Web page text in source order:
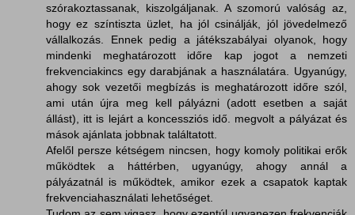
szórakoztassanak, kiszolgáljanak. A szomorú valóság az,
hogy ez színtiszta üzlet, ha jól csinálják, jól jövedelmező
vállalkozás. Ennek pedig a játékszabályai olyanok, hogy
mindenki meghatározott időre kap jogot a nemzeti
frekvenciakincs egy darabjának a használatára. Ugyanúgy,
ahogy sok vezetői megbízás is meghatározott időre szól,
ami után újra meg kell pályázni (adott esetben a saját
állást), itt is lejárt a koncessziós idő. megvolt a pályázat és
mások ajánlata jobbnak találtatott.
Afelől persze kétségem nincsen, hogy komoly politikai erők
működtek a háttérben, ugyanúgy, ahogy annál a
pályázatnál is működtek, amikor ezek a csapatok kaptak
frekvenciahasználati lehetőséget.